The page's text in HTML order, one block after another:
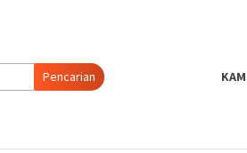
Pencarian